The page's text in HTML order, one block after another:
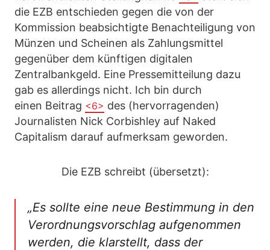
die EZB entschieden gegen die von der
Kommission beabsichtigte Benachteiligung von
Münzen und Scheinen als Zahlungsmittel
gegenüber dem künftigen digitalen
Zentralbankgeld. Eine Pressemitteilung dazu
gab es allerdings nicht. Ich bin durch
einen Beitrag <6> des (hervorragenden)
Journalisten Nick Corbishley auf Naked
Capitalism darauf aufmerksam geworden.
Die EZB schreibt (übersetzt):
„Es sollte eine neue Bestimmung in den
Verordnungsvorschlag aufgenommen
werden, die klarstellt, dass der